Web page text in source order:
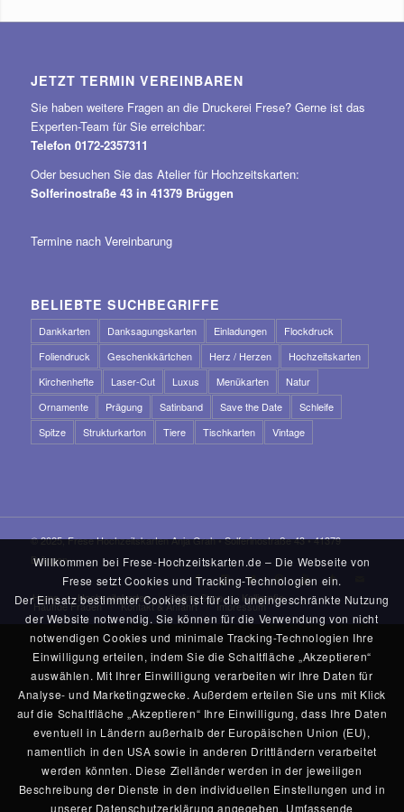
JETZT TERMIN VEREINBAREN
Sie haben weitere Fragen an die Druckerei Frese? Gerne ist das
Experten-Team für Sie erreichbar:
Telefon 0172-2357311
Oder besuchen Sie das Atelier für Hochzeitskarten:
Solferinostraße 43 in 41379 Brüggen
Termine nach Vereinbarung
BELIEBTE SUCHBEGRIFFE
Dankkarten Danksagungskarten Einladungen
Flockdruck
Foliendruck
Geschenkkärtchen Herz / Herzen
Hochzeitskarten
Kirchenhefte
Laser-Cut Luxus Menükarten
Natur
Ornamente
Prägung Satinband Save the Date
Schleife
Spitze
Strukturkarton Tiere Tischkarten Vintage
© 2025, Frese Hochzeitskarten Anja Grah • Solferinostraße 43 • 41379
Brüggen
Home Hochzeitskarten Online-Shop Kalligrafie
Häufige Fragen Kontakt & Anfahrt Impressum
Willkommen bei Frese-Hochzeitskarten.de – Die Webseite von
Frese setzt Cookies und Tracking-Technologien ein.
Der Einsatz bestimmter Cookies ist für die uneingeschränkte Nutzung
der Website notwendig. Sie können für die Verwendung von nicht
notwendigen Cookies und minimale Tracking-Technologien Ihre
Einwilligung erteilen, indem Sie die Schaltfläche „Akzeptieren“
auswählen. Mit Ihrer Einwilligung verarbeiten wir Ihre Daten für
Analyse- und Marketingzwecke. Außerdem erteilen Sie uns mit Klick
auf die Schaltfläche „Akzeptieren“ Ihre Einwilligung, dass Ihre Daten
eventuell in Ländern außerhalb der Europäischen Union (EU),
namentlich in den USA sowie in anderen Drittländern verarbeitet
werden könnten. Diese Zielländer werden in der jeweiligen
Beschreibung der Dienste in den individuellen Einstellungen und in
unserer Datenschutzerklärung angegeben. Umfassende